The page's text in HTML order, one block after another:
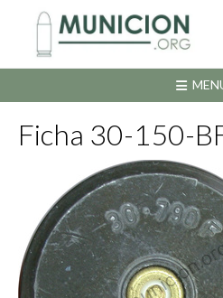
contenido
Ficha 30-150-